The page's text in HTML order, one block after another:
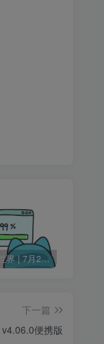
60秒读懂世界 | 7月24日 星期五
下一篇
便携版